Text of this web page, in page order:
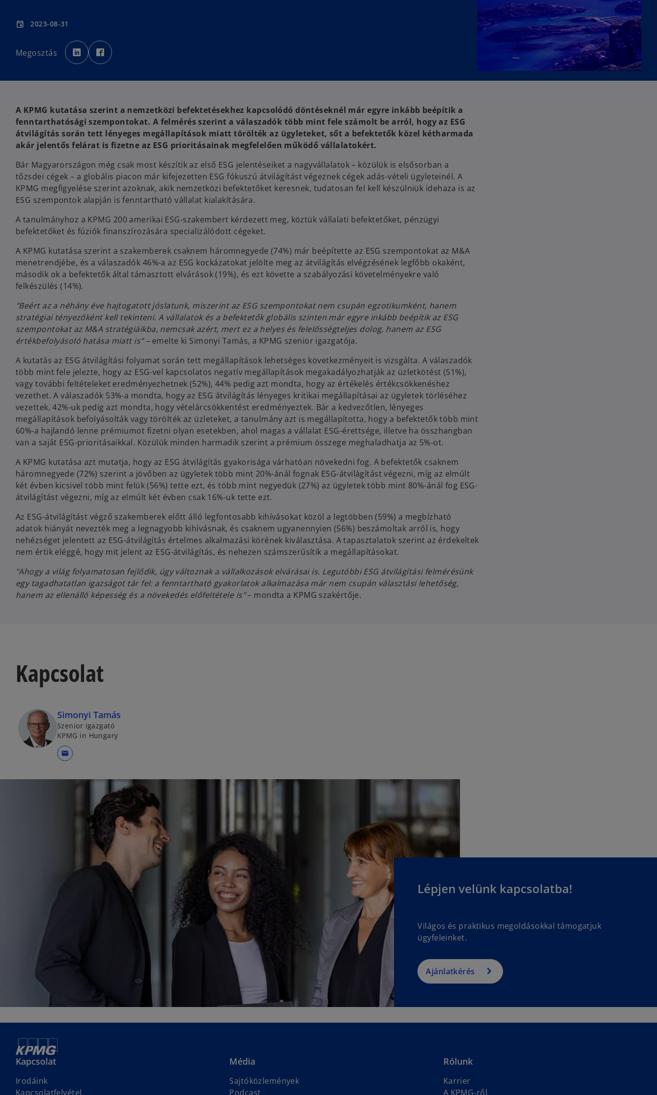
event 2023-08-31
Megosztás
o
p
e
n
t
a
b
p
e
t
a
b
A KPMG kutatása szerint a nemzetközi befektetésekhez kapcsolódó döntéseknél már egyre inkább beépítik a
fenntarthatósági szempontokat. A felmérés szerint a válaszadók több mint fele számolt be arról, hogy az ESG
átvilágítás során tett lényeges megállapítások miatt törölték az ügyleteket, sőt a befektetők közel kétharmada
akár jelentős felárat is fizetne az ESG prioritásainak megfelelően működő vállalatokért.
Bár Magyarországon még csak most készítik az első ESG jelentéseiket a nagyvállalatok – közülük is elsősorban a
tőzsdei cégek – a globális piacon már kifejezetten ESG fókuszú átvilágítást végeznek cégek adás-vételi ügyleteinél. A
KPMG megfigyelése szerint azoknak, akik nemzetközi befektetőket keresnek, tudatosan fel kell készülniük idehaza is az
ESG szempontok alapján is fenntartható vállalat kialakítására.
A tanulmányhoz a KPMG 200 amerikai ESG-szakembert kérdezett meg, köztük vállalati befektetőket, pénzügyi
befektetőket és fúziók finanszírozására specializálódott cégeket.
A KPMG kutatása szerint a szakemberek csaknem háromnegyede (74%) már beépítette az ESG szempontokat az M&A
menetrendjébe, és a válaszadók 46%-a az ESG kockázatokat jelölte meg az átvilágítás elvégzésének legfőbb okaként,
második ok a befektetők által támasztott elvárások (19%), és ezt követte a szabályozási követelményekre való
felkészülés (14%).
"Beért az a néhány éve hajtogatott jóslatunk, miszerint az ESG szempontokat nem csupán egzotikumként, hanem
stratégiai tényezőként kell tekinteni. A vállalatok és a befektetők globális szinten már egyre inkább beépítik az ESG
szempontokat az M&A stratégiáikba, nemcsak azért, mert ez a helyes és felelősségteljes dolog, hanem az ESG
értékbefolyásoló hatása miatt is" – emelte ki Simonyi Tamás, a KPMG szenior igazgatója.
A kutatás az ESG átvilágítási folyamat során tett megállapítások lehetséges következményeit is vizsgálta. A válaszadók
több mint fele jelezte, hogy az ESG-vel kapcsolatos negatív megállapítások megakadályozhatják az üzletkötést (51%),
vagy további feltételeket eredményezhetnek (52%), 44% pedig azt mondta, hogy az értékelés értékcsökkenéshez
vezethet. A válaszadók 53%-a mondta, hogy az ESG átvilágítás lényeges kritikai megállapításai az ügyletek törléséhez
vezettek, 42%-uk pedig azt mondta, hogy vételárcsökkentést eredményeztek. Bár a kedvezőtlen, lényeges
megállapítások befolyásolták vagy törölték az üzleteket, a tanulmány azt is megállapította, hogy a befektetők több mint
60%-a hajlandó lenne prémiumot fizetni olyan esetekben, ahol magas a vállalat ESG-érettsége, illetve ha összhangban
van a saját ESG-prioritásaikkal. Közülük minden harmadik szerint a prémium összege meghaladhatja az 5%-ot.
A KPMG kutatása azt mutatja, hogy az ESG átvilágítás gyakorisága várhatóan növekedni fog. A befektetők csaknem
háromnegyede (72%) szerint a jövőben az ügyletek több mint 20%-ánál fognak ESG-átvilágítást végezni, míg az elmúlt
két évben kicsivel több mint felük (56%) tette ezt, és több mint negyedük (27%) az ügyletek több mint 80%-ánál fog ESG-
átvilágítást végezni, míg az elmúlt két évben csak 16%-uk tette ezt.
Az ESG-átvilágítást végző szakemberek előtt álló legfontosabb kihívásokat közöl a legtöbben (59%) a megbízható
adatok hiányát nevezték meg a legnagyobb kihívásnak, és csaknem ugyanennyien (56%) beszámoltak arról is, hogy
nehézséget jelentett az ESG-átvilágítás értelmes alkalmazási körének kiválasztása. A tapasztalatok szerint az érdekeltek
nem értik eléggé, hogy mit jelent az ESG-átvilágítás, és nehezen számszerűsítik a megállapításokat.
"Ahogy a világ folyamatosan fejlődik, úgy változnak a vállalkozások elvárásai is. Legutóbbi ESG átvilágítási felmérésünk
egy tagadhatatlan igazságot tár fel: a fenntartható gyakorlatok alkalmazása már nem csupán választási lehetőség,
hanem az ellenálló képesség és a növekedés előfeltétele is"– mondta a KPMG szakértője.
Kapcsolat
Simonyi Tamás
Szenior igazgató
KPMG in Hungary
mail
Lépjen velünk kapcsolatba!
Világos és praktikus megoldásokkal támogatjuk
ügyfeleinket.
Ajánlatkérés
Kapcsolat
Irodáink
Kapcsolatfelvétel
Média
Sajtóközlemények
Podcast
Rólunk
Karrier
A KPMG-ről